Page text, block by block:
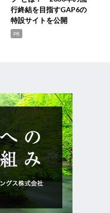
行終結を目指すGAP6の
特設サイトを公開
PR